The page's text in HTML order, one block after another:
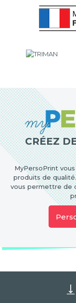
CRÉEZ
MyPersoPrint
produits de
vous permettre de